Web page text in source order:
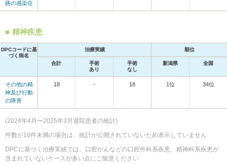
路の感染症
精神疾患
DPCコードに基
づく病名
治療実績 順位
合計
手術
あり
手術
なし
新潟県 全国
その他の精
神及び行動
の障害
18 - 18 1位 34位
(2024年4月〜2025年3月退院患者の統計)
件数が10件未満の場合は、統計が公開されていないため表示していません
DPCに基づく治療実績では、口腔がんなどの口腔外科系疾患、精神科系疾患が
含まれていないケースが多い点にご留意ください